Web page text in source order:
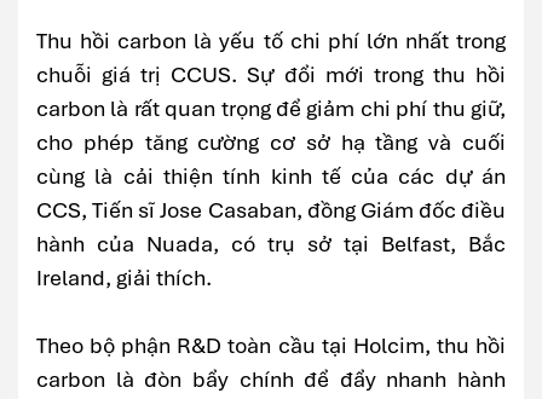
Thu hồi carbon là yếu tố chi phí lớn nhất trong
chuỗi giá trị CCUS. Sự đổi mới trong thu hồi
carbon là rất quan trọng để giảm chi phí thu giữ,
cho phép tăng cường cơ sở hạ tầng và cuối
cùng là cải thiện tính kinh tế của các dự án
CCS, Tiến sĩ Jose Casaban, đồng Giám đốc điều
hành của Nuada, có trụ sở tại Belfast, Bắc
Ireland, giải thích.
Theo bộ phận R&D toàn cầu tại Holcim, thu hồi
carbon là đòn bẩy chính để đẩy nhanh hành